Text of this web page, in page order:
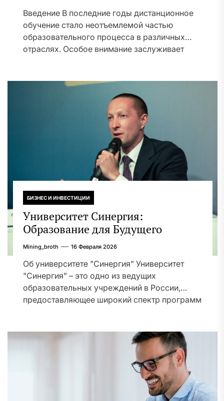
Введение В последние годы дистанционное
обучение стало неотъемлемой частью
образовательного процесса в различных
отраслях. Особое внимание заслуживает
БИЗНЕС И ИНВЕСТИЦИИ
Университет Синергия:
Образование для Будущего
Mining_broth 16 Февраля 2026
Об университете "Синергия" Университет
"Синергия" – это одно из ведущих
образовательных учреждений в России,
предоставляющее широкий спектр программ